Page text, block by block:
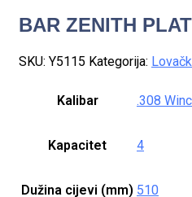
BAR ZENITH
SKU: Y5115 Kategorija:
Kalibar .308
Kapacitet 4
Dužina cijevi (mm) 510